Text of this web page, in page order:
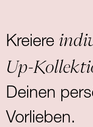
Kreiere
Up-
Deinen
Vorlieben.